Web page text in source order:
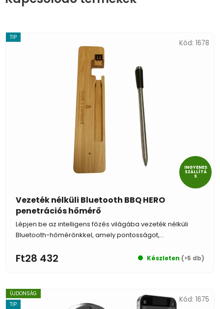
TIP
INGYENES
SZÁLLÍTÁ
S
Vezeték nélküli Bluetooth BBQ HERO
penetrációs hőmérő
Készleten (>5 db)
Ft28 432
Lépjen be az intelligens főzés világába vezeték nélküli
Bluetooth-hőmérőnkkel, amely pontosságot,...
Kód: 1678
ÚJDONSÁG
TIP
Kód: 1675